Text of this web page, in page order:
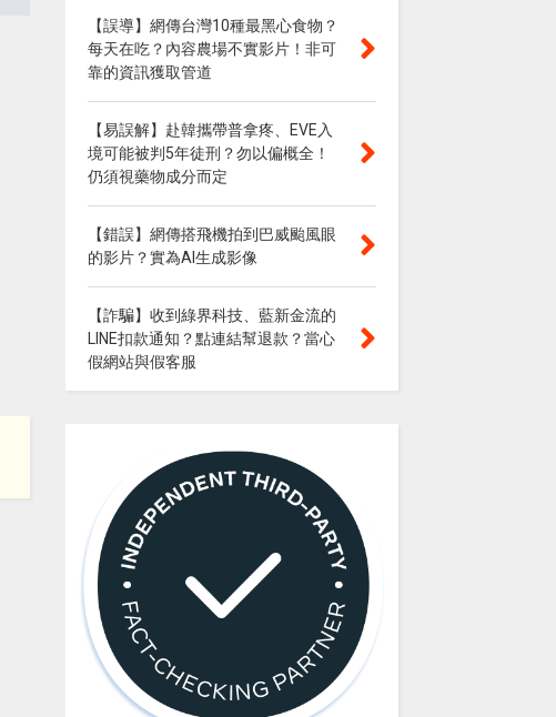
【誤導】網傳台灣10種最黑心食物？
每天在吃？內容農場不實影片！非可
靠的資訊獲取管道
【易誤解】赴韓攜帶普拿疼、EVE入
境可能被判5年徒刑？勿以偏概全！
仍須視藥物成分而定
【錯誤】網傳搭飛機拍到巴威颱風眼
的影片？實為AI生成影像
【詐騙】收到綠界科技、藍新金流的
LINE扣款通知？點連結幫退款？當心
假網站與假客服